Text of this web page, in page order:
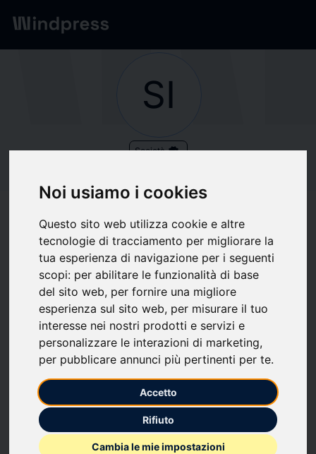
Noi usiamo i cookies
Questo sito web utilizza cookie e altre
tecnologie di tracciamento per migliorare la
tua esperienza di navigazione per i seguenti
scopi: per abilitare le funzionalità di base
del sito web, per fornire una migliore
esperienza sul sito web, per misurare il tuo
interesse nei nostri prodotti e servizi e
personalizzare le interazioni di marketing,
per pubblicare annunci più pertinenti per te.
Accetto
Rifiuto
Cambia le mie impostazioni
Network/Società
SI
Società verified
SIGLA
COMUNICACIÓN SL
favorite Segui aggiornamenti
Di cosa scriviamo
AdvertisingAuto/AutomotiveEconomiaFinanzaWeb e Social Network
comunicati stampa Guarda tutti i comunicati